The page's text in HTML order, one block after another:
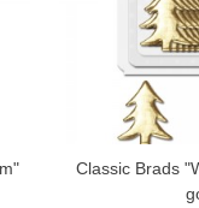
Classic Brads